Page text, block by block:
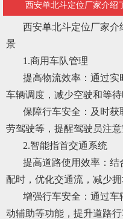
西安单北斗定位厂家介绍
西安单北斗定位厂家介
景
1.商用车队管理
提高物流效率：通过
车辆调度，减少空驶和等
保障行车安全：及时获
劳驾驶等，提醒驾驶员注
2.智能指首交通系统
提高道路使用效率：
配时，优化交通流，减少拥
增强行车安全：通过车
动辅助等功能，提升道路行